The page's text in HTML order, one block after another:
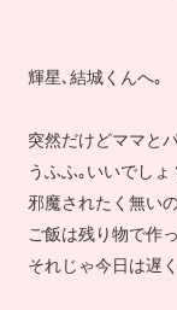
輝星､結城くんへ｡
突然だけどママと
うふふ｡いいでし
邪魔されたく無い
ご飯は残り物で作
それじゃ今日は遅